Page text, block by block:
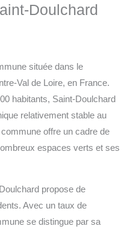
Doulchard
située dans le
Val de Loire, en France.
habitants, Saint-Doulchard
relativement stable au
offre un cadre de
espaces verts et ses
propose de
Avec un taux de
se distingue par sa